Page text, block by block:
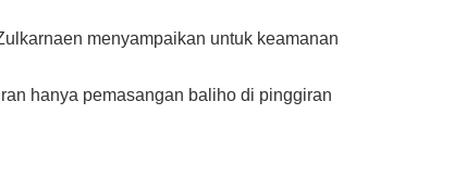
menyampaikan untuk keamanan
hanya pemasangan baliho di pinggiran